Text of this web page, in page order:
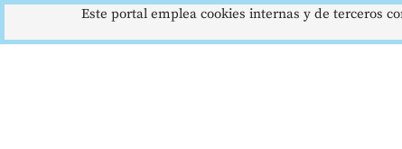
Este portal emplea cookies internas y de terceros